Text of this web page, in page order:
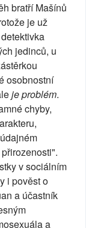
bratří Mašínů
je už
jedinců, u
osobnostní
je problém.
chyby,
v sociálním
i pověst o
a účastník
a